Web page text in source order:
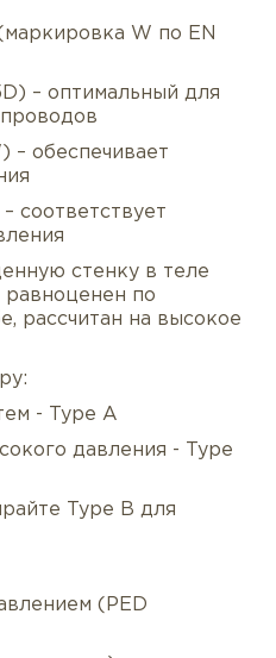
Отзывы/
W по EN
– оптимальный для
– обеспечивает
соответствует
стенку в теле
равноценен по
рассчитан на высокое
- Type A
давления - Type
Type B для
(PED